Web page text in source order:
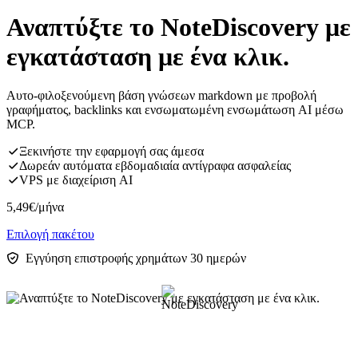
Αναπτύξτε το NoteDiscovery με
εγκατάσταση με ένα κλικ.
Αυτο-φιλοξενούμενη βάση γνώσεων markdown με προβολή
γραφήματος, backlinks και ενσωματωμένη ενσωμάτωση AI μέσω
MCP.
Ξεκινήστε την εφαρμογή σας άμεσα
Δωρεάν αυτόματα εβδομαδιαία αντίγραφα ασφαλείας
VPS με διαχείριση AI
5,49€/μήνα
Επιλογή πακέτου
Εγγύηση επιστροφής χρημάτων 30 ημερών